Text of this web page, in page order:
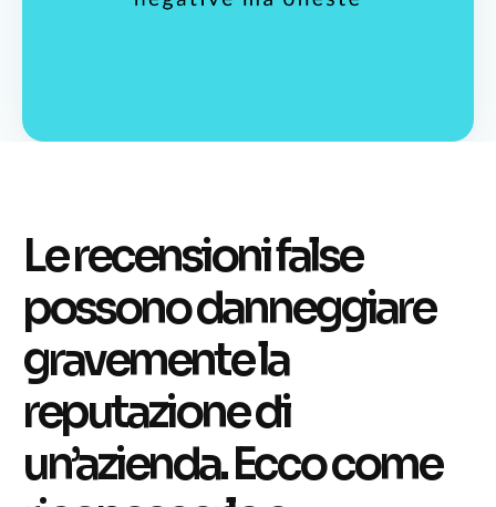
Le recensioni false
possono danneggiare
gravemente la
reputazione di
un’azienda. Ecco come